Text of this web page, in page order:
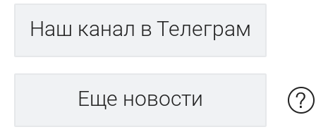
Наш канал в Телеграм
Еще новости